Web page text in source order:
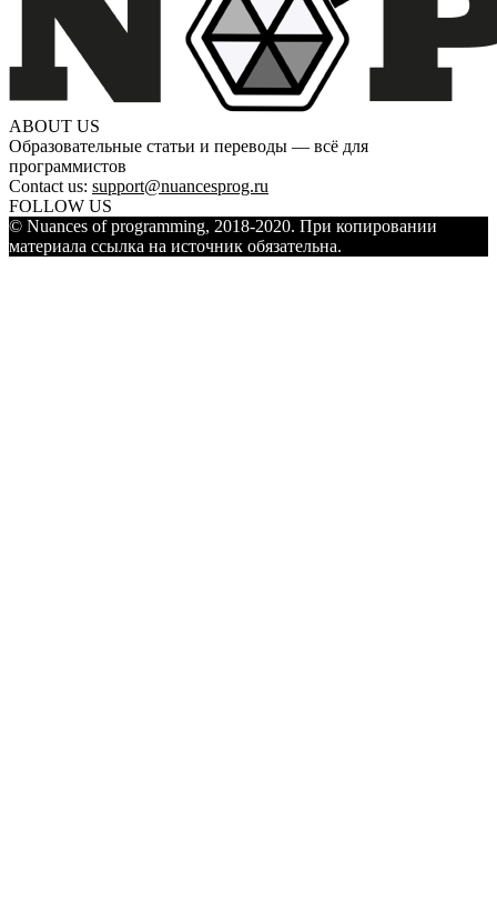
ABOUT US
Образовательные статьи и переводы — всё для
программистов
Contact us: support@nuancesprog.ru
FOLLOW US
© Nuances of programming, 2018-2020. При копировании
материала ссылка на источник обязательна.